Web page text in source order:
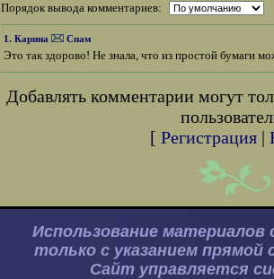
Порядок вывода комментариев:
1. Карина Спам
Это так здорово! Не знала, что из простой бумаги
Добавлять комментарии могут
[ Регистрация |
Использование материалов
только с указанием прямой
Сайт управляется